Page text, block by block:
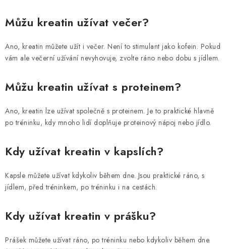
Můžu kreatin užívat večer?
Ano, kreatin můžete užít i večer. Není to stimulant jako kofein. Pokud
vám ale večerní užívání nevyhovuje, zvolte ráno nebo dobu s jídlem.
Můžu kreatin užívat s proteinem?
Ano, kreatin lze užívat společně s proteinem. Je to praktické hlavně
po tréninku, kdy mnoho lidí doplňuje proteinový nápoj nebo jídlo.
Kdy užívat kreatin v kapslích?
Kapsle můžete užívat kdykoliv během dne. Jsou praktické ráno, s
jídlem, před tréninkem, po tréninku i na cestách.
Kdy užívat kreatin v prášku?
Prášek můžete užívat ráno, po tréninku nebo kdykoliv během dne.